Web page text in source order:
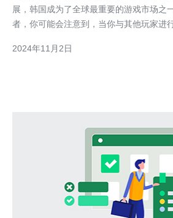
展，韩国成为了全球最重要的游戏市场之
者，你可能会注意到，当你与其他玩家进
的角色。 首先，韩国服务器具有稳定的网
2024年11月2日